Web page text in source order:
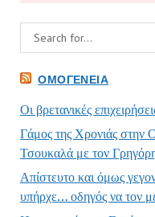
ΟΜΟΓΈΝΕΙΑ
Οι βρετανικές
Γάμος της Χρονιάς στην
Τσουκαλά με τον
Απίστευτο και όμως
υπήρχε… οδηγός να τον